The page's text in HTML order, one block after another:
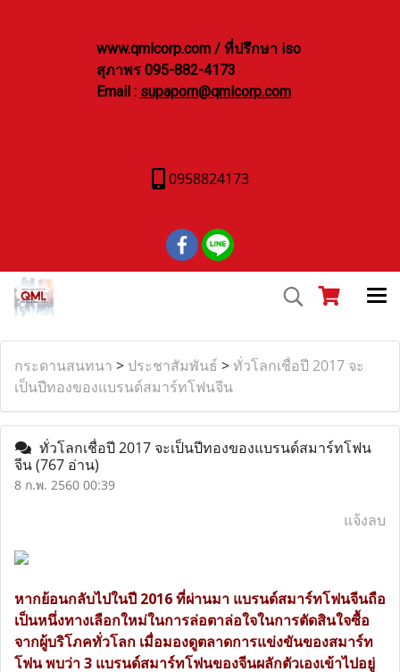
www.qmlcorp.com / ที่ปรึกษา iso
สุภาพร 095-882-4173
Email : supaporn@qmlcorp.com
0958824173
กระดานสนทนา > ประชาสัมพันธ์ >ทั่วโลกเชื่อปี 2017 จะ
เป็นปีทองของแบรนด์สมาร์ทโฟนจีน
ทั่วโลกเชื่อปี 2017 จะเป็นปีทองของแบรนด์สมาร์ทโฟน
จีน(767 อ่าน)
8 ก.พ. 2560 00:39
แจ้งลบ
หากย้อนกลับไปในปี 2016 ที่ผ่านมา แบรนด์สมาร์ทโฟนจีนถือ
เป็นหนึ่งทางเลือกใหม่ในการล่อตาล่อใจในการตัดสินใจซื้อ
จากผู้บริโภคทั่วโลก เมื่อมองดูตลาดการแข่งขันของสมาร์ท
โฟน พบว่า 3 แบรนด์สมาร์ทโฟนของจีนผลักตัวเองเข้าไปอยู่